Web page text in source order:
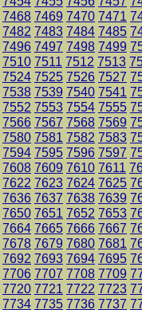
7468 7469 7470 7471
7482 7483 7484 7485
7496 7497 7498 7499
7510 7511 7512 7513
7524 7525 7526 7527
7538 7539 7540 7541
7552 7553 7554 7555
7566 7567 7568 7569
7580 7581 7582 7583
7594 7595 7596 7597
7608 7609 7610 7611
7622 7623 7624 7625
7636 7637 7638 7639
7650 7651 7652 7653
7664 7665 7666 7667
7678 7679 7680 7681
7692 7693 7694 7695
7706 7707 7708 7709
7720 7721 7722 7723
7734 7735 7736 7737